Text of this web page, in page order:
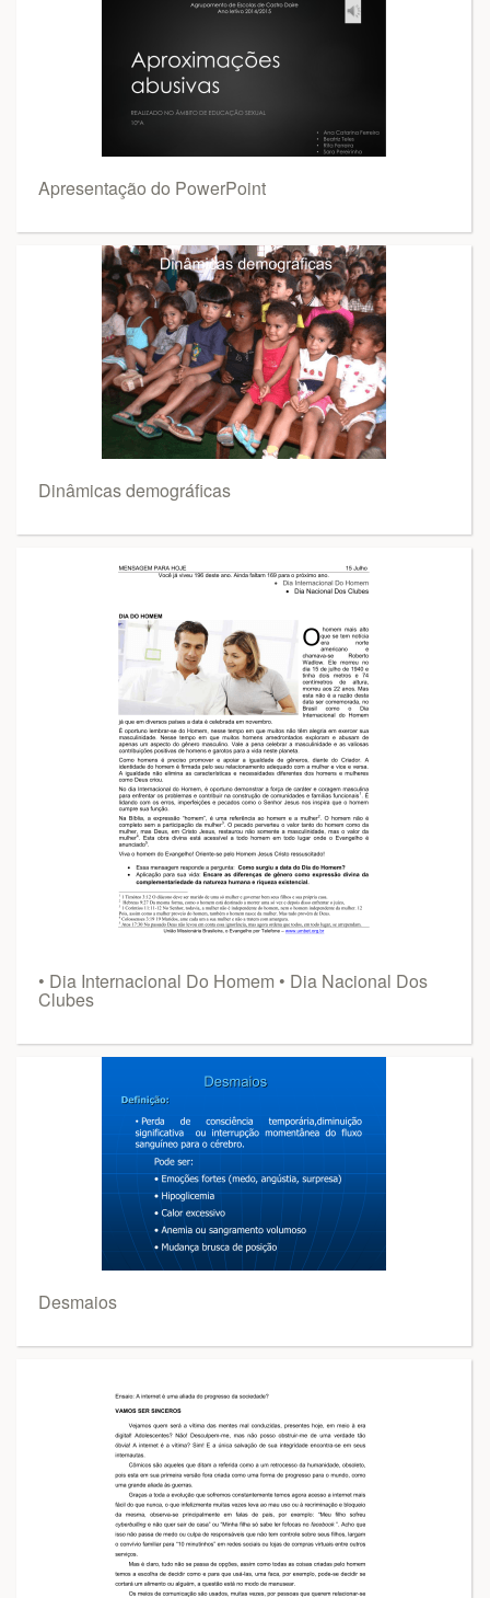
Apresentação do PowerPoint
Dinâmicas demográficas
• Dia Internacional Do Homem • Dia Nacional Dos
Clubes
Desmaios